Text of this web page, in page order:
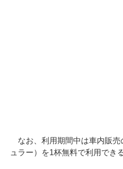
なお、利用期間中は車内販売
ュラー）を1杯無料で利用できる